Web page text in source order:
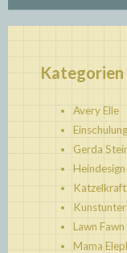
Kategorien
Avery Elle
Einschulung
Gerda
Heindesign
Katzelkraft
Lawn Fawn
Mama